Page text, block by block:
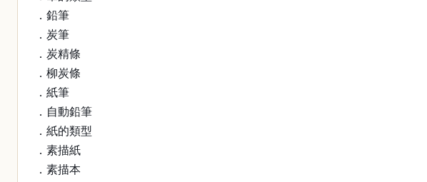
．鉛筆
．炭筆
．炭精條
．柳炭條
．紙筆
．自動鉛筆
．紙的類型
．素描紙
．素描本